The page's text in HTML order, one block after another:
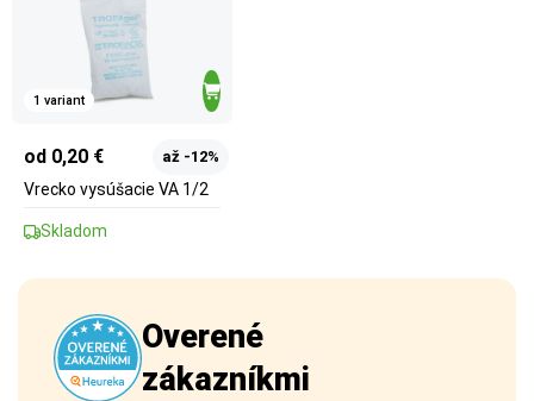
1 variant
od 0,20 € až -12%
Vrecko vysúšacie VA 1/2
Skladom
Overené
zákazníkmi